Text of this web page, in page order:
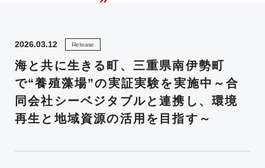
2026.03.12 Release
海と共に生きる町、三重県南伊勢町
で“養殖藻場”の実証実験を実施中～合
同会社シーベジタブルと連携し、環境
再生と地域資源の活用を目指す～